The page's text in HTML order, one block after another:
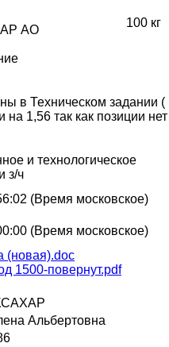
АО
100 кг
в Техническом задании (
1,56 так как позиции нет
и технологическое
з/ч
(Время московское)
(Время московское)
(новая).doc
1500-повернут.pdf
Альбертовна